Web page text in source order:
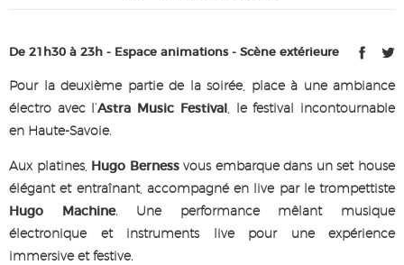
De 21h30 à 23h - Espace animations - Scène extérieure
Pour la deuxième partie de la soirée, place à une ambiance
électro avec l’Astra Music Festival , le festival incontournable
en Haute-Savoie.
Aux platines, Hugo Bernessvous embarque dans un set house
élégant et entraînant, accompagné en live par le trompettiste
Hugo Machine. Une performance mêlant musique
électronique et instruments live pour une expérience
immersive et festive.